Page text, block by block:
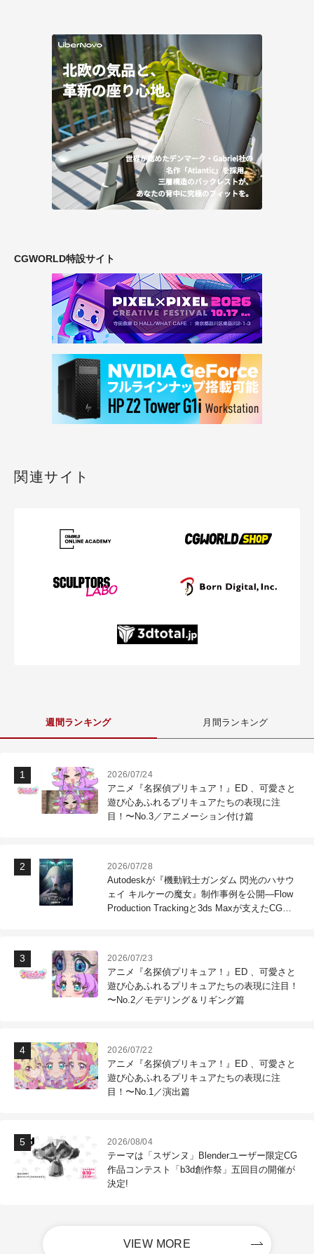
CGWORLD特設サイト
関連サイト
週間ランキング 月間ランキング
2026/07/24
アニメ『名探偵プリキュア！』ED 、可愛さと
遊び心あふれるプリキュアたちの表現に注
目！〜No.3／アニメーション付け篇
2026/07/28
Autodeskが『機動戦士ガンダム 閃光のハサウ
ェイ キルケーの魔女』制作事例を公開―Flow
Production Trackingと3ds Maxが支えたCG制
2026/07/23
アニメ『名探偵プリキュア！』ED 、可愛さと
遊び心あふれるプリキュアたちの表現に注目！
〜No.2／モデリング＆リギング篇
2026/07/22
アニメ『名探偵プリキュア！』ED 、可愛さと
遊び心あふれるプリキュアたちの表現に注
目！〜No.1／演出篇
2026/08/04
テーマは「スザンヌ」Blenderユーザー限定CG
作品コンテスト「b3d創作祭」五回目の開催が
決定!
VIEW MORE